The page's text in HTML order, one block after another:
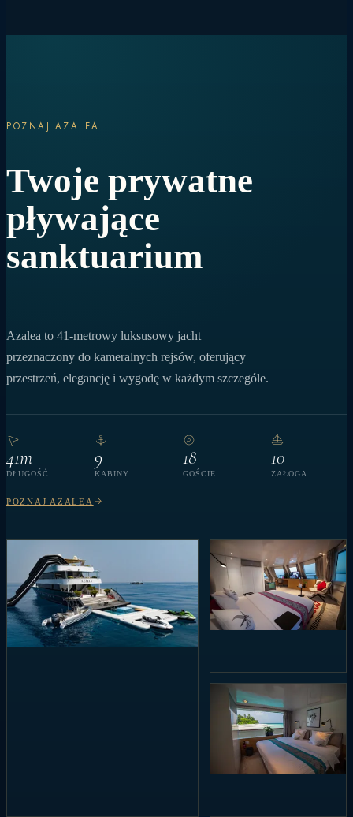
POZNAJ AZALEA
Twoje prywatne
pływające
sanktuarium
Azalea to 41-metrowy luksusowy jacht
przeznaczony do kameralnych rejsów, oferujący
przestrzeń, elegancję i wygodę w każdym szczególe.
41m
DŁUGOŚĆ
9
KABINY
18
GOŚCIE
10
ZAŁOGA
POZNAJ AZALEA